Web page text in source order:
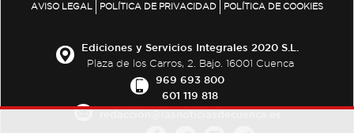
AVISO LEGAL POLÍTICA DE PRIVACIDAD POLÍTICA DE COOKIES
Ediciones y Servicios Integrales 2020 S.L.
Plaza de los Carros, 2. Bajo. 16001 Cuenca
969 693 800
601 119 818